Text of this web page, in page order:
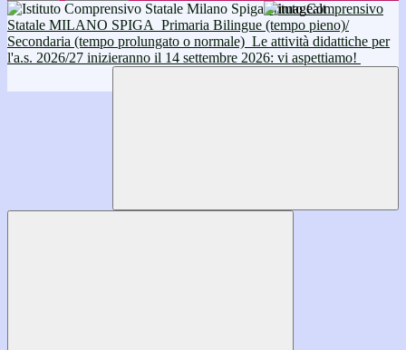
Istituto Comprensivo
Statale MILANO SPIGA Primaria Bilingue (tempo pieno)/
Secondaria (tempo prolungato o normale) Le attività didattiche per
l'a.s. 2026/27 inizieranno il 14 settembre 2026: vi aspettiamo!